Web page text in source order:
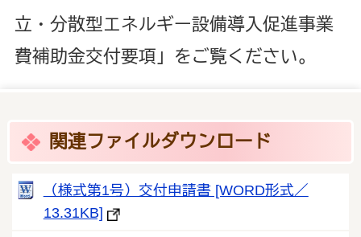
立・分散型エネルギー設備導入促進事業
費補助金交付要項」をご覧ください。
関連ファイルダウンロード
（様式第1号）交付申請書 [WORD形式／
13.31KB]